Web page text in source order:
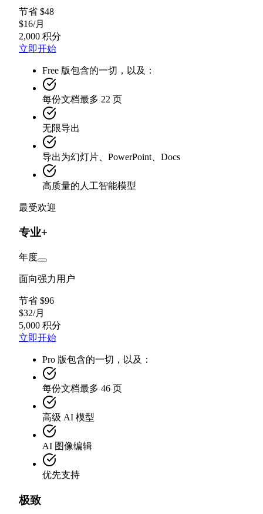
节省 $48
$16/月
2,000 积分
立即开始
Free 版包含的一切，以及：
每份文档最多 22 页
无限导出
导出为幻灯片、PowerPoint、Docs
高质量的人工智能模型
最受欢迎
专业+
年度
面向强力用户
节省 $96
$32/月
5,000 积分
立即开始
Pro 版包含的一切，以及：
每份文档最多 46 页
高级 AI 模型
AI 图像编辑
优先支持
极致